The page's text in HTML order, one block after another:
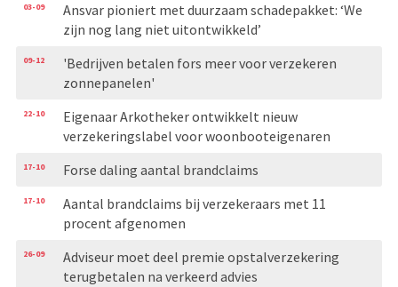
03-09
Ansvar pioniert met duurzaam schadepakket: ‘We
zijn nog lang niet uitontwikkeld’
09-12
'Bedrijven betalen fors meer voor verzekeren
zonnepanelen'
22-10
Eigenaar Arkotheker ontwikkelt nieuw
verzekeringslabel voor woonbooteigenaren
17-10 Forse daling aantal brandclaims
17-10
Aantal brandclaims bij verzekeraars met 11
procent afgenomen
26-09
Adviseur moet deel premie opstalverzekering
terugbetalen na verkeerd advies